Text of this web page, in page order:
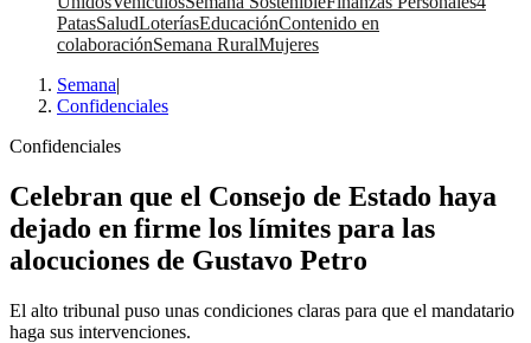
PatasSaludLoteríasEducaciónContenido en
colaboraciónSemana RuralMujeres
Semana|
Confidenciales
Confidenciales
Celebran que el Consejo de Estado haya
dejado en firme los límites para las
alocuciones de Gustavo Petro
El alto tribunal puso unas condiciones claras para que el mandatario
haga sus intervenciones.